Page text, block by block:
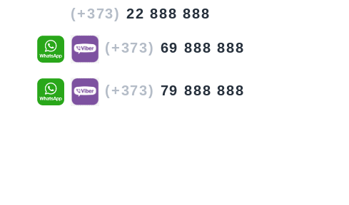
(+373) 22 888 888
(+373) 69 888 888
(+373) 79 888 888